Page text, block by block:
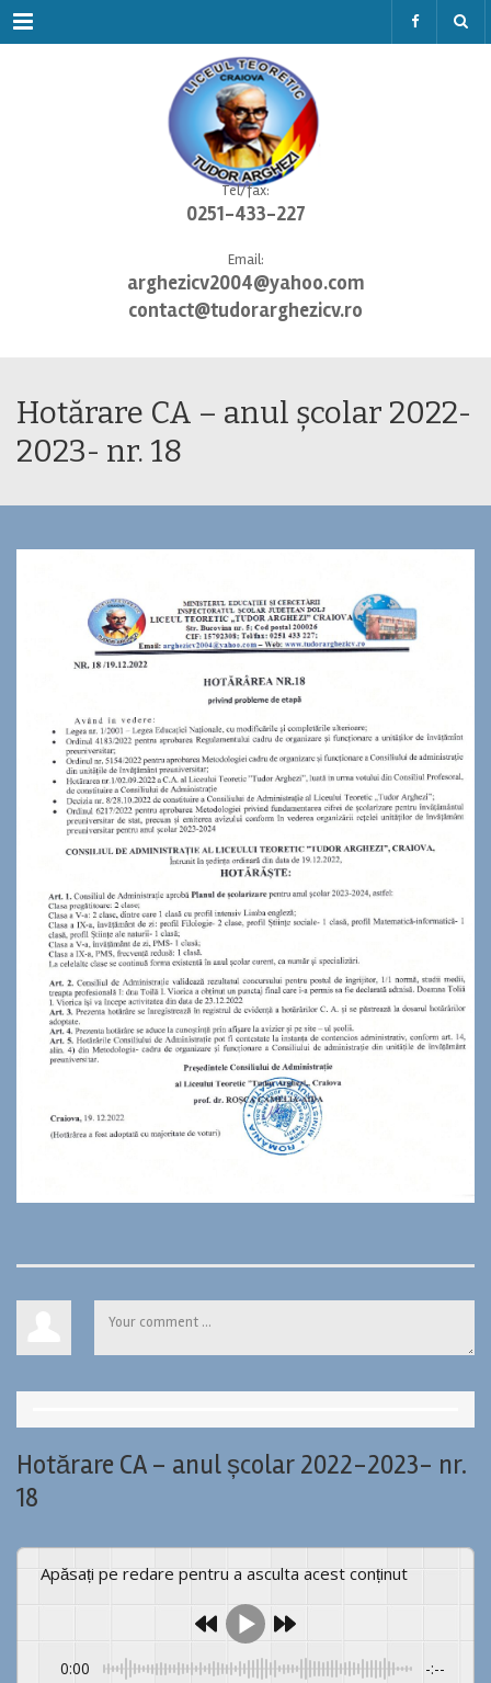
Menu
Tel/fax:
0251-433-227
Email:
arghezicv2004@yahoo.com
contact@tudorarghezicv.ro
Hotărare CA – anul școlar 2022-
2023- nr. 18
Hotărare CA – anul școlar 2022-2023- nr.
18
Apăsați pe redare pentru a asculta acest conținut
0:00 -:--